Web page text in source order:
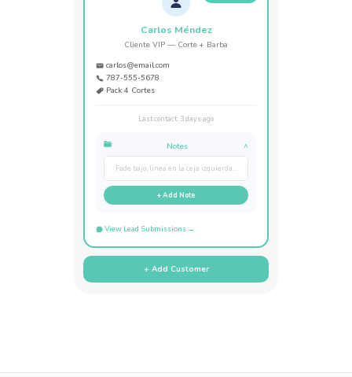
Carlos Méndez
Cliente VIP — Corte + Barba
carlos@email.com
787-555-5678
Pack 4 Cortes
Last contact: 3 days ago
Notes ^
Fade bajo, línea en la ceja izquierda...
+ Add Note
View Lead Submissions →
+ Add Customer